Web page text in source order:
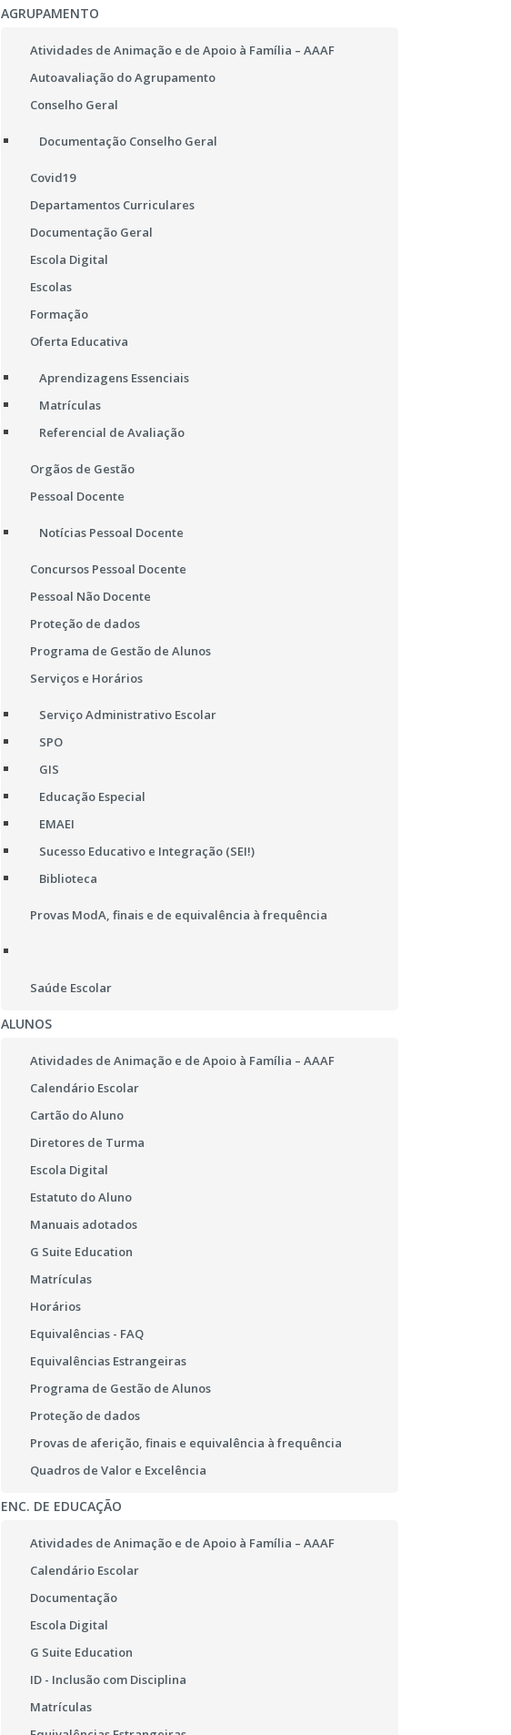
AGRUPAMENTO
Atividades de Animação e de Apoio à Família – AAAF
Autoavaliação do Agrupamento
Conselho Geral
Documentação Conselho Geral
Covid19
Departamentos Curriculares
Documentação Geral
Escola Digital
Escolas
Formação
Oferta Educativa
Aprendizagens Essenciais
Matrículas
Referencial de Avaliação
Orgãos de Gestão
Pessoal Docente
Notícias Pessoal Docente
Concursos Pessoal Docente
Pessoal Não Docente
Proteção de dados
Programa de Gestão de Alunos
Serviços e Horários
Serviço Administrativo Escolar
SPO
GIS
Educação Especial
EMAEI
Sucesso Educativo e Integração (SEI!)
Biblioteca
Provas ModA, finais e de equivalência à frequência
Saúde Escolar
ALUNOS
Atividades de Animação e de Apoio à Família – AAAF
Calendário Escolar
Cartão do Aluno
Diretores de Turma
Escola Digital
Estatuto do Aluno
Manuais adotados
G Suite Education
Matrículas
Horários
Equivalências - FAQ
Equivalências Estrangeiras
Programa de Gestão de Alunos
Proteção de dados
Provas de aferição, finais e equivalência à frequência
Quadros de Valor e Excelência
ENC. DE EDUCAÇÃO
Atividades de Animação e de Apoio à Família – AAAF
Calendário Escolar
Documentação
Escola Digital
G Suite Education
ID - Inclusão com Disciplina
Matrículas